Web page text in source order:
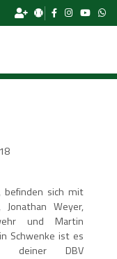
befinden sich mit
Jonathan Weyer,
und Martin
Schwenke ist es
deiner DBV